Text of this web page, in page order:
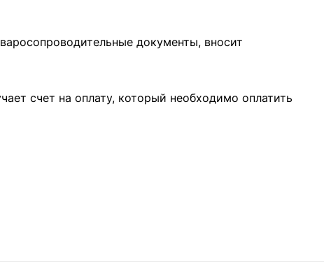
документы, вносит
счет на оплату, который необходимо оплатить